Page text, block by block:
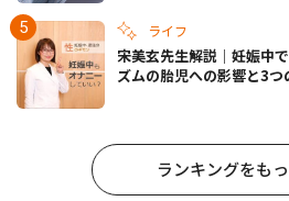
ライフ
宋美玄先生解説｜妊娠中
ズムの胎児への影響と3つ
ランキングをも